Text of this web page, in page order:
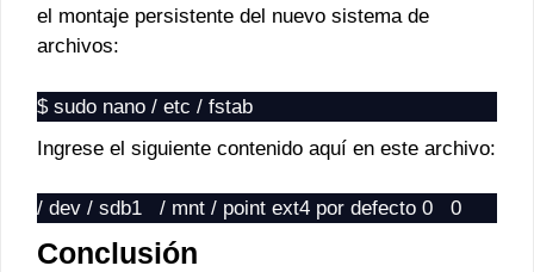
el montaje persistente del nuevo sistema de
archivos:
$ sudo nano / etc / fstab
Ingrese el siguiente contenido aquí en este archivo:
/ dev / sdb1 / mnt / point ext4 por defecto 0 0
Conclusión